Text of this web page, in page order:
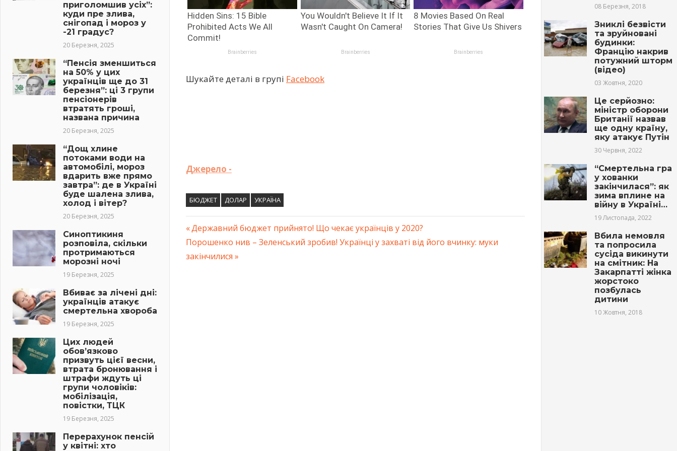
Шукайте деталі в групі Facebook
Джерело -
БЮДЖЕТ ДОЛАР УКРАЇНА
Навігація
записів
Previous
Post:
Державний бюджет прийнято! Що чекає українців у 2020?
Next
Post:
Порошенко нив – Зеленський зробив! Українці у захваті від його вчинку: муки
закінчилися
приголомшив усіх”:
куди пре злива,
снігопад і мороз у
-21 градус?
20 Березня, 2025
“Пенсія зменшиться
на 50% у цих
українців ще до 31
березня”: ці 3 групи
пенсіонерів
втратять гроші,
названа причина
20 Березня, 2025
“Дощ хлине
потоками води на
автомобілі, мороз
вдарить вже прямо
завтра”: де в Україні
буде шалена злива,
холод і вітер?
20 Березня, 2025
Синоптикиня
розповіла, скільки
протримаються
морозні ночі
19 Березня, 2025
Вбиває за лічені дні:
українців атакує
смертельна хвороба
19 Березня, 2025
Цих людей
обов’язково
призвуть цієї весни,
втрата бронювання і
штрафи ждуть ці
групи чоловіків:
мобілізація,
повістки, ТЦК
19 Березня, 2025
Перерахунок пенсій
у квітні: хто
08 Березня, 2018
Зниклі безвісти
та зруйновані
будинки:
Францію накрив
потужний шторм
(відео)
03 Жовтня, 2020
Це серйозно:
міністр оборони
Британії назвав
ще одну країну,
яку атакує Путін
30 Червня, 2022
“Смертельна гра
у хованки
закінчилася”: як
зима вплине на
війну в Україні…
19 Листопада, 2022
Вбила немовля
та попросила
сусіда викинути
на смітник: На
Закарпатті жінка
жорстоко
позбулась
дитини
10 Жовтня, 2018